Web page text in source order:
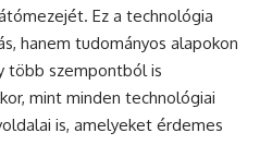
Ez a technológia
hanem tudományos alapokon
több szempontból is
mint minden technológiai
is, amelyeket érdemes